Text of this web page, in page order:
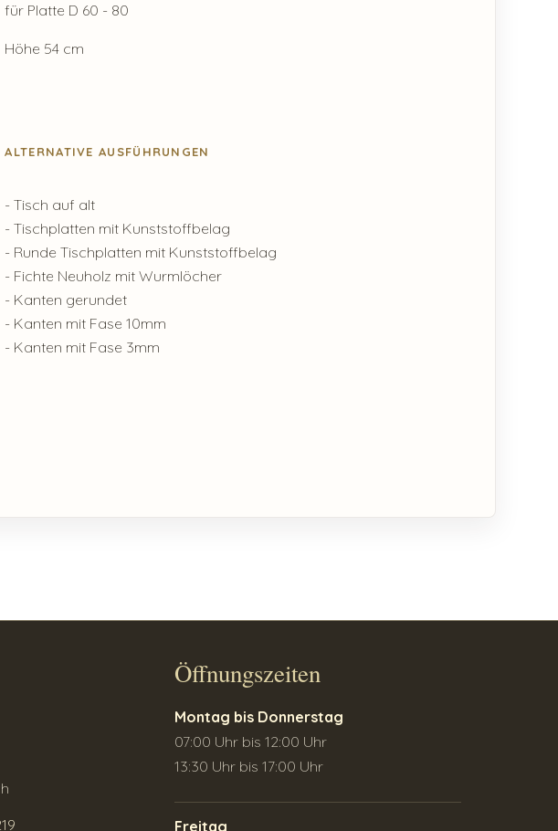
für Platte D 60 - 80
Höhe 54 cm
ALTERNATIVE AUSFÜHRUNGEN
- Tisch auf alt
- Tischplatten mit Kunststoffbelag
- Runde Tischplatten mit Kunststoffbelag
- Fichte Neuholz mit Wurmlöcher
- Kanten gerundet
- Kanten mit Fase 10mm
- Kanten mit Fase 3mm
Öffnungszeiten
Montag bis Donnerstag
07:00 Uhr bis 12:00 Uhr
13:30 Uhr bis 17:00 Uhr
Freitag